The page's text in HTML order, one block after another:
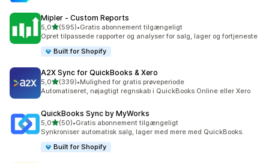
Mipler ‑ Custom Reports
5,0ud af 5 stjerner
(595)
595 anmeldelser i alt
•Gratis abonnement tilgængeligt
Opret tilpassede rapporter og analyser for salg, lager og fortjeneste
Built for Shopify
A2X Sync for QuickBooks & Xero
5,0ud af 5 stjerner
(339)
339 anmeldelser i alt
•Mulighed for gratis prøveperiode
Automatiseret, nøjagtigt regnskab i QuickBooks Online eller Xero
QuickBooks Sync by MyWorks
5,0ud af 5 stjerner
(50)
50 anmeldelser i alt
•Gratis abonnement tilgængeligt
Synkroniser automatisk salg, lager med mere med QuickBooks.
Built for Shopify